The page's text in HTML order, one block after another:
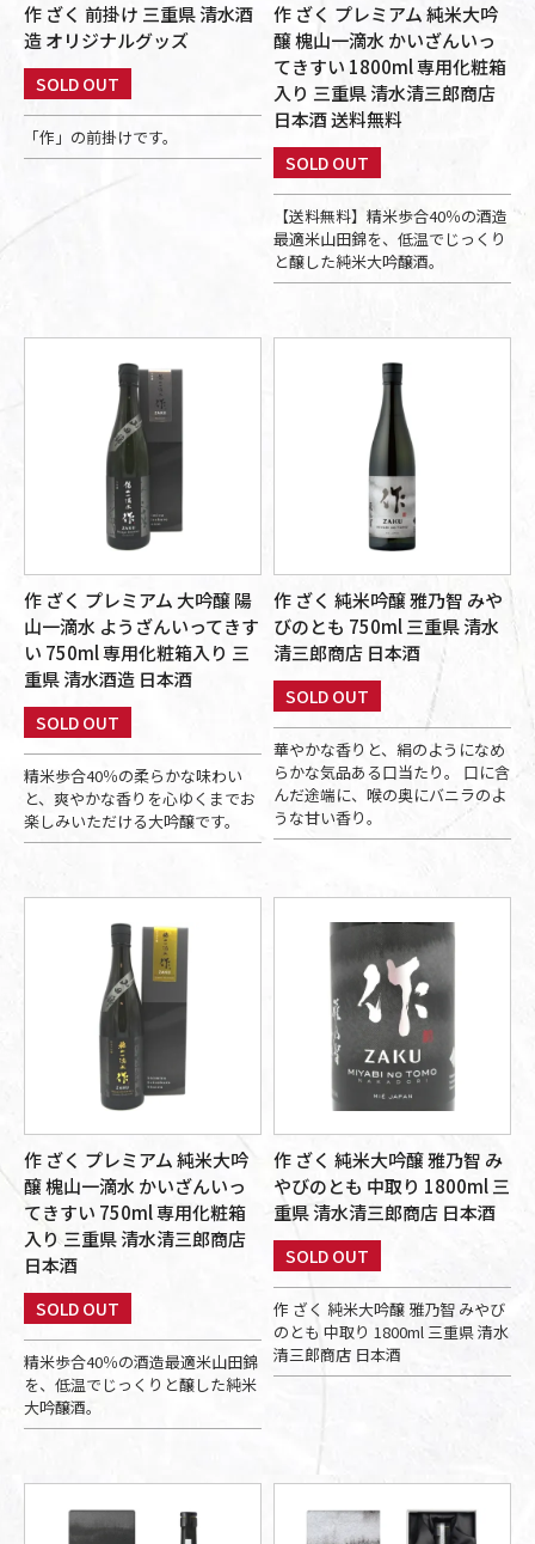
作 ざく 前掛け 三重県 清水酒
造 オリジナルグッズ
SOLD OUT
「作」の前掛けです。
作 ざく プレミアム 純米大吟
醸 槐山一滴水 かいざんいっ
てきすい 1800ml 専用化粧箱
入り 三重県 清水清三郎商店
日本酒 送料無料
SOLD OUT
【送料無料】精米歩合40％の酒造
最適米山田錦を、低温でじっくり
と醸した純米大吟醸酒。
作 ざく プレミアム 大吟醸 陽
山一滴水 ようざんいってきす
い 750ml 専用化粧箱入り 三
重県 清水酒造 日本酒
SOLD OUT
精米歩合40％の柔らかな味わい
と、爽やかな香りを心ゆくまでお
楽しみいただける大吟醸です。
作 ざく 純米吟醸 雅乃智 みや
びのとも 750ml 三重県 清水
清三郎商店 日本酒
SOLD OUT
華やかな香りと、絹のようになめ
らかな気品ある口当たり。 口に含
んだ途端に、喉の奥にバニラのよ
うな甘い香り。
作 ざく プレミアム 純米大吟
醸 槐山一滴水 かいざんいっ
てきすい 750ml 専用化粧箱
入り 三重県 清水清三郎商店
日本酒
SOLD OUT
精米歩合40％の酒造最適米山田錦
を、低温でじっくりと醸した純米
大吟醸酒。
作 ざく 純米大吟醸 雅乃智 み
やびのとも 中取り 1800ml 三
重県 清水清三郎商店 日本酒
SOLD OUT
作 ざく 純米大吟醸 雅乃智 みやび
のとも 中取り 1800ml 三重県 清水
清三郎商店 日本酒